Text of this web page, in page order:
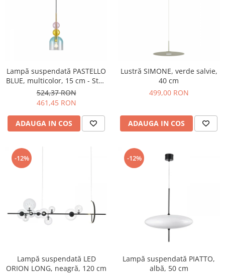
Lampă suspendată PASTELLO
BLUE, multicolor, 15 cm - Step
into Design
524,37 RON
461,45 RON
ADAUGA IN COS
Lustră SIMONE, verde salvie,
40 cm
499,00 RON
ADAUGA IN COS
-12%
Lampă suspendată LED
ORION LONG, neagră, 120 cm
-12%
Lampă suspendată PIATTO,
albă, 50 cm